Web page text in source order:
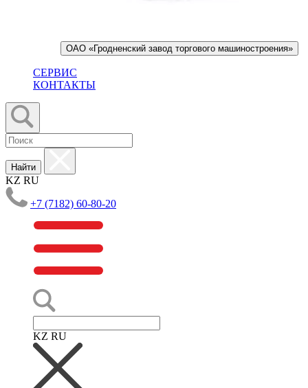
ОАО «Гродненский завод торгового машиностроения»
СЕРВИС
КОНТАКТЫ
Найти
KZ RU
+7 (7182) 60-80-20
KZ RU